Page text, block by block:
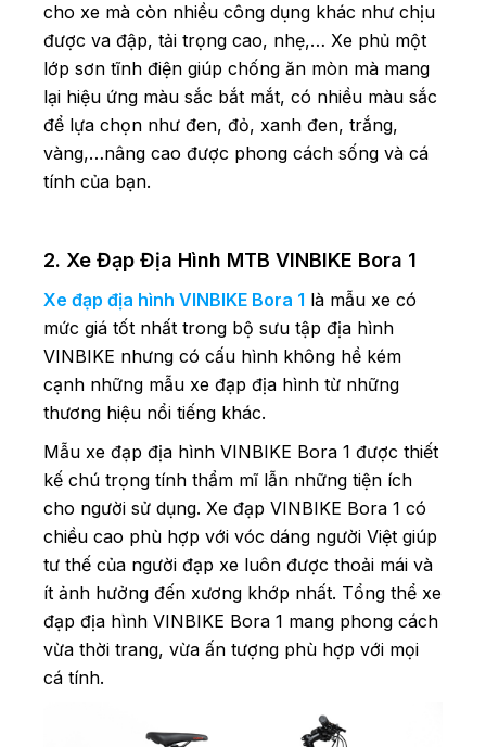
cho xe mà còn nhiều công dụng khác như chịu
được va đập, tải trọng cao, nhẹ,… Xe phủ một
lớp sơn tĩnh điện giúp chống ăn mòn mà mang
lại hiệu ứng màu sắc bắt mắt, có nhiều màu sắc
để lựa chọn như đen, đỏ, xanh đen, trắng,
vàng,…nâng cao được phong cách sống và cá
tính của bạn.
2. Xe Đạp Địa Hình MTB VINBIKE Bora 1
Xe đạp địa hình VINBIKE Bora 1 là mẫu xe có
mức giá tốt nhất trong bộ sưu tập địa hình
VINBIKE nhưng có cấu hình không hề kém
cạnh những mẫu xe đạp địa hình từ những
thương hiệu nổi tiếng khác.
Mẫu xe đạp địa hình VINBIKE Bora 1 được thiết
kế chú trọng tính thẩm mĩ lẫn những tiện ích
cho người sử dụng. Xe đạp VINBIKE Bora 1 có
chiều cao phù hợp với vóc dáng người Việt giúp
tư thế của người đạp xe luôn được thoải mái và
ít ảnh hưởng đến xương khớp nhất. Tổng thể xe
đạp địa hình VINBIKE Bora 1 mang phong cách
vừa thời trang, vừa ấn tượng phù hợp với mọi
cá tính.